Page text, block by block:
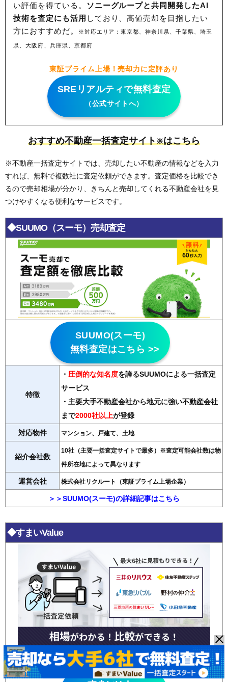
い評価を得ている。 ソニーグループと共同開発したAI
技術を査定にも活用 しており、高値売却を目指したい
方におすすめだ。
※対応エリア：東京都、神奈川県、千葉県、埼玉
県、大阪府、兵庫県、京都府
東証プライム上場！売却力に定評あり
SREリアルティで無料査定
（公式サイトへ）
おすすめ不動産一括査定サイト※はこちら
※不動産一括査定サイトでは、売却したい不動産の情報などを入力
すれば、無料で複数社に査定依頼ができます。査定価格を比較でき
るので売却相場が分かり、きちんと売却してくれる不動産会社を見
つけやすくなる便利なサービスです。
◆SUUMO（スーモ）売却査定
SUUMO(スーモ)
無料査定はこちら >>
特徴
・ 圧倒的な知名度を誇るSUUMOによる一括査定
サービス
・主要大手不動産会社から地元に強い不動産会社
まで2000社以上が登録
対応物件 マンション、戸建て、土地
紹介会社数
10社（主要一括査定サイトで最多）※査定可能会社数は物
件所在地によって異なります
運営会社 株式会社リクルート（東証プライム上場企業）
＞＞SUUMO(スーモ)の詳細記事はこちら
◆すまいValue
大手6社の査定・比較ができて便利！